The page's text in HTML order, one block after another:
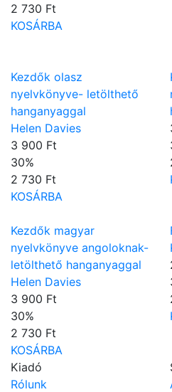
2 730 Ft
KOSÁRBA
Kezdők olasz
nyelvkönyve- letölthető
hanganyaggal
Helen Davies
3 900 Ft
30%
2 730 Ft
KOSÁRBA
Kezdők magyar
nyelvkönyve angoloknak-
letölthető hanganyaggal
Helen Davies
3 900 Ft
30%
2 730 Ft
KOSÁRBA
Kiadó
Rólunk